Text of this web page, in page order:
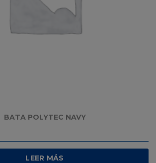
BATA POLYTEC NAVY
LEER MÁS